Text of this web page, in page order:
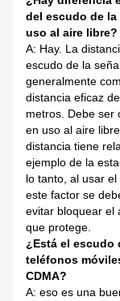
del escudo de
uso al aire libre?
A: Hay. La
escudo de la
generalmente
distancia eficaz
metros. Debe ser
en uso al aire
distancia tiene
ejemplo de la
lo tanto, al usar
este factor se
evitar bloquear el
que protege.
¿Está el escudo
teléfonos
CDMA?
A: eso es una